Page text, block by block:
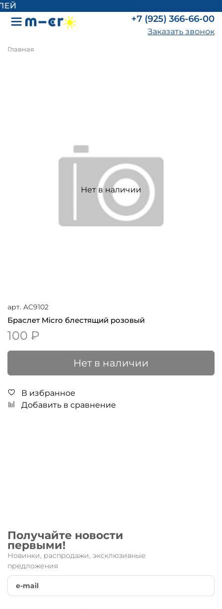
+7 (925) 366-66-00
Заказать звонок
Главная
Нет в наличии
арт. AC9102
Браслет Micro блестящий розовый
100 ₽
Нет в наличии
В избранное
Добавить в сравнение
Получайте новости
первыми!
Новинки, распродажи, эксклюзивные
предложения